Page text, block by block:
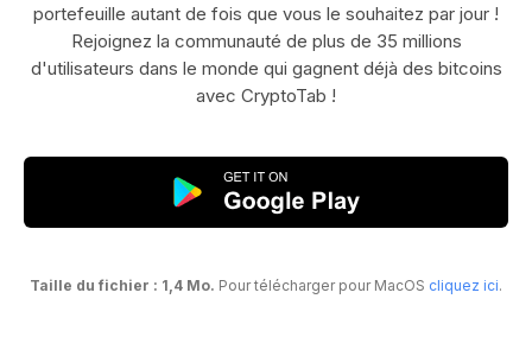
portefeuille autant de fois que vous le souhaitez par jour !
Rejoignez la communauté de plus de 35 millions
d'utilisateurs dans le monde qui gagnent déjà des bitcoins
avec CryptoTab !
Taille du fichier : 1,4 Mo. Pour télécharger pour MacOS cliquez ici.